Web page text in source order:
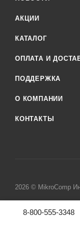
АКЦИИ
КАТАЛОГ
ОПЛАТА И
ПОДДЕРЖКА
О КОМПАНИИ
КОНТАКТЫ
2026 © MikroComp
8-800-555-3348